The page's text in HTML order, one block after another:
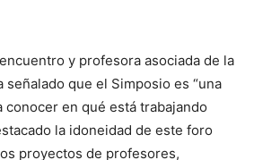
y profesora asociada de la
señalado que el Simposio es “una
conocer en qué está trabajando
la idoneidad de este foro
proyectos de profesores,